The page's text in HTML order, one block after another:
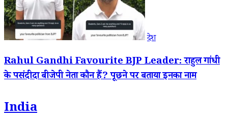
देश
Rahul Gandhi Favourite BJP Leader: राहुल गांधी
के पसंदीदा बीजेपी नेता कौन हैं? पूछने पर बताया इनका नाम
India